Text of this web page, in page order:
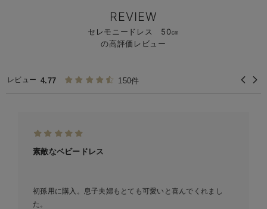
REVIEW
セレモニードレス 50㎝
の高評価レビュー
レビュー 4.77 150件
素敵なベビードレス
初孫用に購入。息子夫婦もとても可愛いと喜んでくれまし
た。